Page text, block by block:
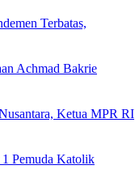
Terbatas,
Achmad Bakrie
Ketua MPR RI
Pemuda Katolik